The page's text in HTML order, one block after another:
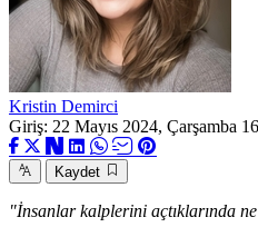
Kristin Demirci
Giriş: 22 Mayıs 2024, Çarşamba
Kaydet
"İnsanlar kalplerini açtıklarında